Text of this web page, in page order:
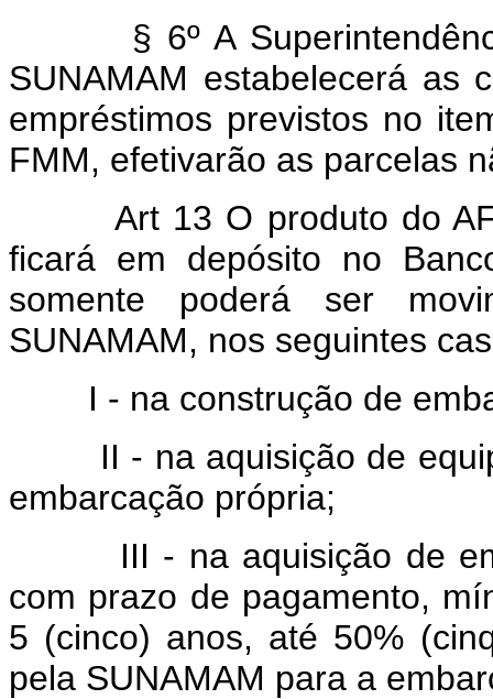
§ 6º A
SUNAMAM estabelecerá as
empréstimos previstos no
FMM, efetivarão as parcelas
Art 13 O produto do
ficará em depósito no
somente poderá ser
SUNAMAM, nos seguintes
I - na construção de
II - na aquisição de
embarcação própria;
III - na aquisição de
com prazo de pagamento,
5 (cinco) anos, até 50%
pela SUNAMAM para a